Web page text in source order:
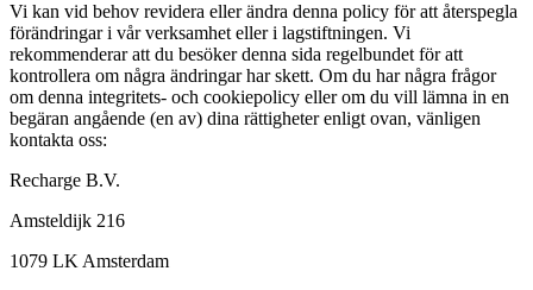
Vi kan vid behov revidera eller ändra denna policy för att återspegla
förändringar i vår verksamhet eller i lagstiftningen. Vi
rekommenderar att du besöker denna sida regelbundet för att
kontrollera om några ändringar har skett. Om du har några frågor
om denna integritets- och cookiepolicy eller om du vill lämna in en
begäran angående (en av) dina rättigheter enligt ovan, vänligen
kontakta oss:
Recharge B.V.
Amsteldijk 216
1079 LK Amsterdam